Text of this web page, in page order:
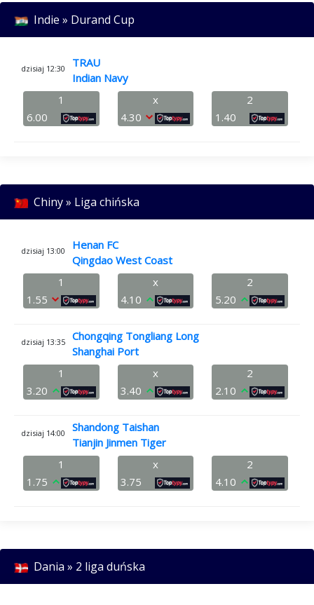
Indie » Durand Cup
dzisiaj 12:30
TRAU
Indian Navy
1
6.00
x
4.30
2
1.40
Chiny » Liga chińska
dzisiaj 13:00
Henan FC
Qingdao West Coast
1
1.55
x
4.10
2
5.20
dzisiaj 13:35
Chongqing Tongliang Long
Shanghai Port
1
3.20
x
3.40
2
2.10
dzisiaj 14:00
Shandong Taishan
Tianjin Jinmen Tiger
1
1.75
x
3.75
2
4.10
Dania » 2 liga duńska